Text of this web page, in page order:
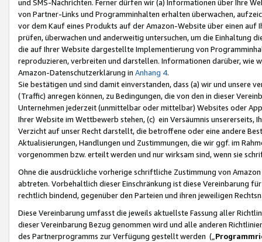
und SMS-Nachrichten. Ferner dürfen wir (a) Informationen über Ihre
von Partner-Links und Programminhalten erhalten überwachen,
vor dem Kauf eines Produkts auf der Amazon-Website über einen
prüfen, überwachen und anderweitig untersuchen, um die Einhaltung
die auf Ihrer Website dargestellte Implementierung von
reproduzieren, verbreiten und darstellen. Informationen darüber, wie
Amazon-Datenschutzerklärung in Anhang 4.
Sie bestätigen und sind damit einverstanden, dass (a) wir und
(Traffic) anregen können, zu Bedingungen, die von den in dieser
Unternehmen jederzeit (unmittelbar oder mittelbar) Websites oder
Ihrer Website im Wettbewerb stehen, (c) ein Versäumnis unsererseits,
Verzicht auf unser Recht darstellt, die betroffene oder eine andere
Aktualisierungen, Handlungen und Zustimmungen, die wir ggf. im
vorgenommen bzw. erteilt werden und nur wirksam sind, wenn sie
Ohne die ausdrückliche vorherige schriftliche Zustimmung von
abtreten. Vorbehaltlich dieser Einschränkung ist diese Vereinbarung
rechtlich bindend, gegenüber den Parteien und ihren jeweiligen
Diese Vereinbarung umfasst die jeweils aktuellste Fassung aller
dieser Vereinbarung Bezug genommen wird und alle anderen
des Partnerprogramms zur Verfügung gestellt werden („